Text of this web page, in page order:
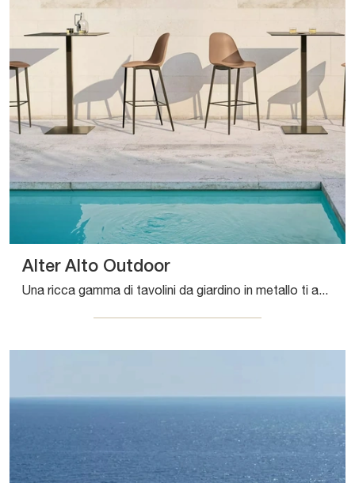
Alter Alto Outdoor
Una ricca gamma di tavolini da giardino in metallo ti aspetta nel nostro showroom: clicca e scopri il modello Alter Alto Outdoor di Bontempi.